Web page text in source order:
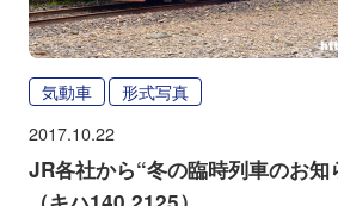
気動車 形式写真
2017.10.22
JR各社から“冬の臨時列車のお知